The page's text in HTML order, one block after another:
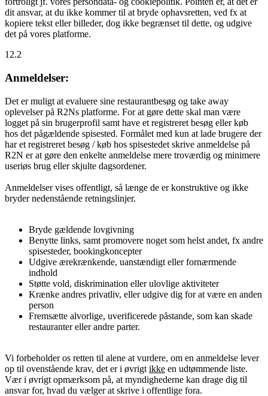
dit ansvar, at du ikke kommer til at bryde ophavsretten, ved fx at
kopiere tekst eller billeder, dog ikke begrænset til dette, og udgive
det på vores platforme.
12.2
Anmeldelser:
Det er muligt at evaluere sine restaurantbesøg og take away
oplevelser på R2Ns platforme. For at gøre dette skal man være
logget på sin brugerprofil samt have et registreret besøg eller køb
hos det pågældende spisested. Formålet med kun at lade brugere der
har et registreret besøg / køb hos spisestedet skrive anmeldelse på
R2N er at gøre den enkelte anmeldelse mere troværdig og minimere
useriøs brug eller skjulte dagsordener.
Anmeldelser vises offentligt, så længe de er konstruktive og ikke
bryder nedenstående retningslinjer.
Bryde gældende lovgivning
Benytte links, samt promovere noget som helst andet, fx andre
spisesteder, bookingkoncepter
Udgive ærekrænkende, uanstændigt eller fornærmende
indhold
Støtte vold, diskrimination eller ulovlige aktiviteter
Krænke andres privatliv, eller udgive dig for at være en anden
person
Fremsætte alvorlige, uverificerede påstande, som kan skade
restauranter eller andre parter.
Vi forbeholder os retten til alene at vurdere, om en anmeldelse lever
op til ovenstående krav, det er i øvrigt ikke en udtømmende liste.
Vær i øvrigt opmærksom på, at myndighederne kan drage dig til
ansvar for, hvad du vælger at skrive i offentlige fora.